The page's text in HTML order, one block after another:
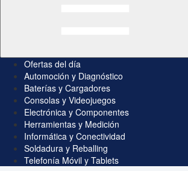
Ofertas del día
Automoción y Diagnóstico
Baterías y Cargadores
Consolas y Videojuegos
Electrónica y Componentes
Herramientas y Medición
Informática y Conectividad
Soldadura y Reballing
Telefonía Móvil y Tablets